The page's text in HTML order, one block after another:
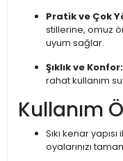
Pratik ve Çok
stillerine, omuz
uyum sağlar.
Şıklık ve Konfor:
rahat kullanım
Kullanım
Sıkı kenar
oyalarınızı